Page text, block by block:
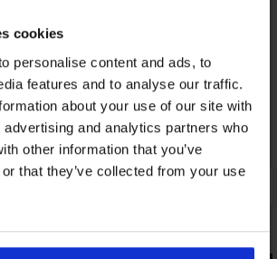
cookies
personalise content and ads, to
features and to analyse our traffic.
about your use of our site with
and analytics partners who
other information that you’ve
that they’ve collected from your use